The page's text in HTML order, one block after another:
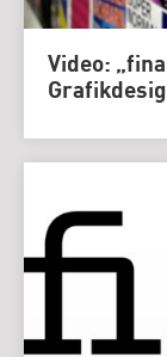
Video: